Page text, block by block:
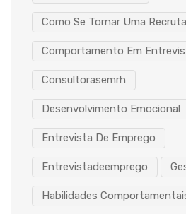
Como Se Tornar Uma
Comportamento Em
Consultorasemrh
Desenvolvimento Emocional
Entrevista De Emprego
Entrevistadeemprego
Habilidades